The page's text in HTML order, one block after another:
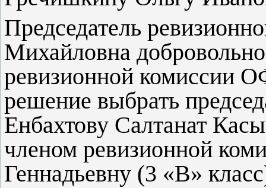
Председатель
Михайловна
ревизионной комиссии
решение выбрать
Енбахтову Салтанат
членом ревизионной
Геннадьевну (3 «В»